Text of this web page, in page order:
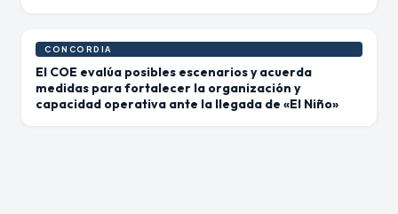
CONCORDIA
El COE evalúa posibles escenarios y acuerda
medidas para fortalecer la organización y
capacidad operativa ante la llegada de «El Niño»